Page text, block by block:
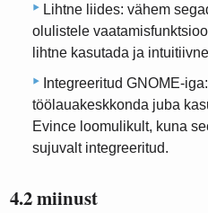
Lihtne liides: vähem
olulistele
lihtne kasutada ja
Integreeritud GNOME-
töölauakeskkonda juba
Evince loomulikult, kuna
sujuvalt integreeritud.
4.2 miinust